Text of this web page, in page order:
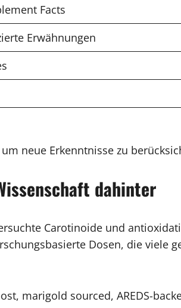
Facts
Erwähnungen
neue Erkenntnisse zu
dahinter
Carotinoide und
Dosen, die viele
marigold sourced, AREDS-